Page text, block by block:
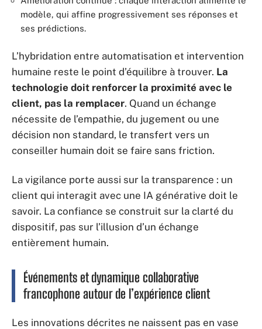
modèle, qui affine progressivement ses réponses et
ses prédictions.
L’hybridation entre automatisation et intervention
humaine reste le point d’équilibre à trouver. La
technologie doit renforcer la proximité avec le
client, pas la remplacer. Quand un échange
nécessite de l’empathie, du jugement ou une
décision non standard, le transfert vers un
conseiller humain doit se faire sans friction.
La vigilance porte aussi sur la transparence : un
client qui interagit avec une IA générative doit le
savoir. La confiance se construit sur la clarté du
dispositif, pas sur l’illusion d’un échange
entièrement humain.
Événements et dynamique collaborative
francophone autour de l’expérience client
Les innovations décrites ne naissent pas en vase